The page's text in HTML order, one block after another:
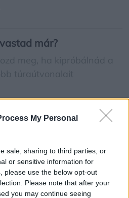
My Personal
sale, sharing to third parties, or
or sensitive information for
please use the below opt-out
Please note that after your
you may continue seeing
már?
legjobb koktélját keresed
többségénél
repülőjegyárak az